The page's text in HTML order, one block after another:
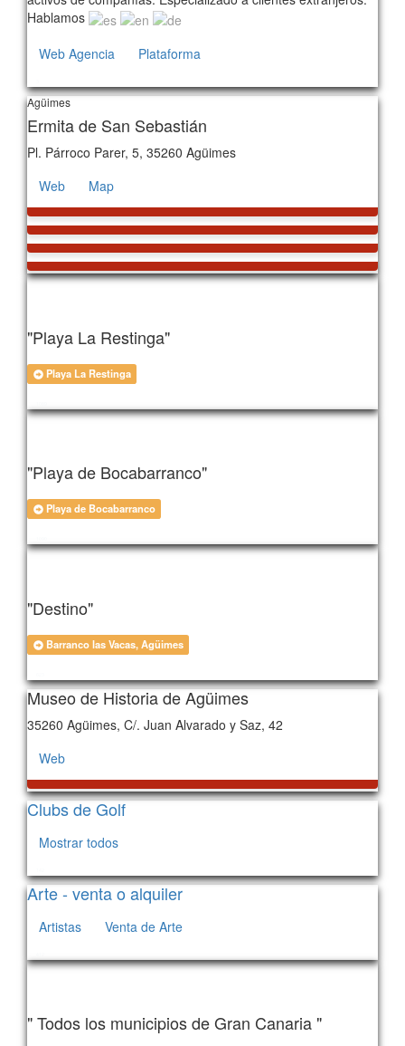
Hablamos
Web Agencia
Plataforma
Agüimes
Ermita de San Sebastián
Pl. Párroco Parer, 5, 35260 Agüimes
Web
Map
"Playa La Restinga"
Playa La Restinga
"Playa de Bocabarranco"
Playa de Bocabarranco
"Destino"
Barranco las Vacas, Agüimes
Museo de Historia de Agüimes
35260 Agüimes, C/. Juan Alvarado y Saz, 42
Web
Clubs de Golf
Mostrar todos
Arte - venta o alquiler
Artistas Venta de Arte
" Todos los municipios de Gran Canaria "